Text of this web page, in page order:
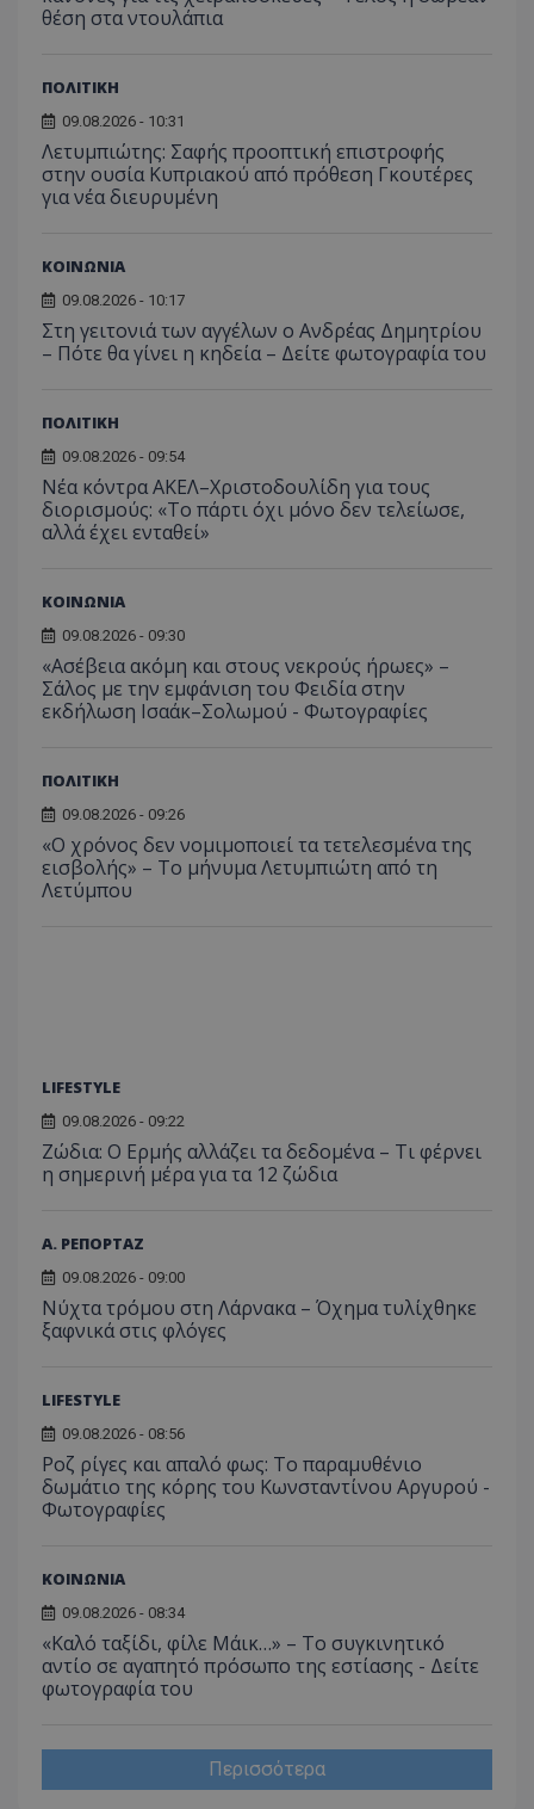
θέση στα ντουλάπια
ΠΟΛΙΤΙΚΗ
09.08.2026 - 10:31
Λετυμπιώτης: Σαφής προοπτική επιστροφής
στην ουσία Κυπριακού από πρόθεση Γκουτέρες
για νέα διευρυμένη
ΚΟΙΝΩΝΙΑ
09.08.2026 - 10:17
Στη γειτονιά των αγγέλων ο Ανδρέας Δημητρίου
– Πότε θα γίνει η κηδεία – Δείτε φωτογραφία του
ΠΟΛΙΤΙΚΗ
09.08.2026 - 09:54
Νέα κόντρα ΑΚΕΛ–Χριστοδουλίδη για τους
διορισμούς: «Το πάρτι όχι μόνο δεν τελείωσε,
αλλά έχει ενταθεί»
ΚΟΙΝΩΝΙΑ
09.08.2026 - 09:30
«Ασέβεια ακόμη και στους νεκρούς ήρωες» –
Σάλος με την εμφάνιση του Φειδία στην
εκδήλωση Ισαάκ–Σολωμού - Φωτογραφίες
ΠΟΛΙΤΙΚΗ
09.08.2026 - 09:26
«Ο χρόνος δεν νομιμοποιεί τα τετελεσμένα της
εισβολής» – Το μήνυμα Λετυμπιώτη από τη
Λετύμπου
LIFESTYLE
09.08.2026 - 09:22
Ζώδια: Ο Ερμής αλλάζει τα δεδομένα – Τι φέρνει
η σημερινή μέρα για τα 12 ζώδια
Α. ΡΕΠΟΡΤΑΖ
09.08.2026 - 09:00
Νύχτα τρόμου στη Λάρνακα – Όχημα τυλίχθηκε
ξαφνικά στις φλόγες
LIFESTYLE
09.08.2026 - 08:56
Ροζ ρίγες και απαλό φως: Το παραμυθένιο
δωμάτιο της κόρης του Κωνσταντίνου Αργυρού -
Φωτογραφίες
ΚΟΙΝΩΝΙΑ
09.08.2026 - 08:34
«Καλό ταξίδι, φίλε Μάικ…» – Το συγκινητικό
αντίο σε αγαπητό πρόσωπο της εστίασης - Δείτε
φωτογραφία του
Περισσότερα